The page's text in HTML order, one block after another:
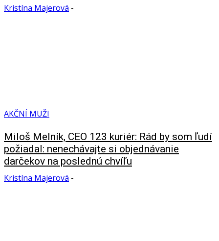
Kristína Majerová -
AKČNÍ MUŽI
Miloš Melník, CEO 123 kuriér: Rád by som ľudí
požiadal: nenechávajte si objednávanie
darčekov na poslednú chvíľu
Kristína Majerová -